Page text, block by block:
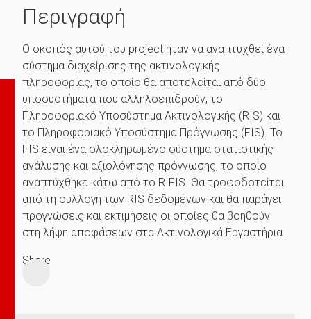
Περιγραφή
Ο σκοπός αυτού του project ήταν να αναπτυχθεί ένα
σύστημα διαχείρισης της ακτινολογικής
πληροφορίας, το οποίο θα αποτελείται από δύο
υποσυστήματα που αλληλοεπιδρούν, το
Πληροφοριακό Υποσύστημα Ακτινολογικής (RIS) και
το Πληροφοριακό Υποσύστημα Πρόγνωσης (FIS). Το
FIS είναι ένα ολοκληρωμένο σύστημα στατιστικής
ανάλυσης και αξιολόγησης πρόγνωσης, το οποίο
αναπτύχθηκε κάτω από το RIFIS. Θα τροφοδοτείται
από τη συλλογή των RIS δεδομένων και θα παράγει
προγνώσεις και εκτιμήσεις οι οποίες θα βοηθούν
στη λήψη αποφάσεων στα Ακτινολογικά Εργαστήρια.
Share